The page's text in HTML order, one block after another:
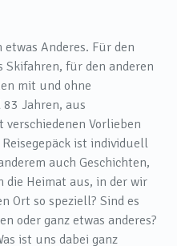
Anderes. Für den
Skifahren, für den anderen
mit und ohne
Jahren, aus
Vorlieben
ist individuell
auch Geschichten,
die Heimat aus, in der wir
Ort so speziell? Sind es
oder ganz etwas anderes?
ist uns dabei ganz